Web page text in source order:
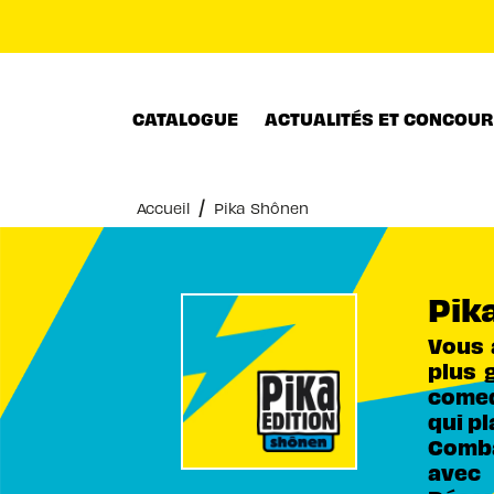
CATALOGUE ACTUALITÉS ET
Accueil / Pika Shônen
Vous
plus
qui